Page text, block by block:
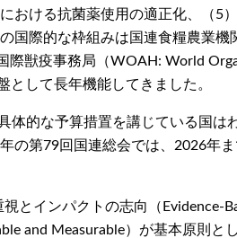
おける抗菌薬使用の適正化、（5
国際的な枠組みは国連食糧農業
際獣疫事務局（WOAH: World
として長年機能してきました。
的な予算措置を講じている国は
第79回国連総会では、2026年
インパクトの志向（Evidence-
and Measurable）が基本原則と